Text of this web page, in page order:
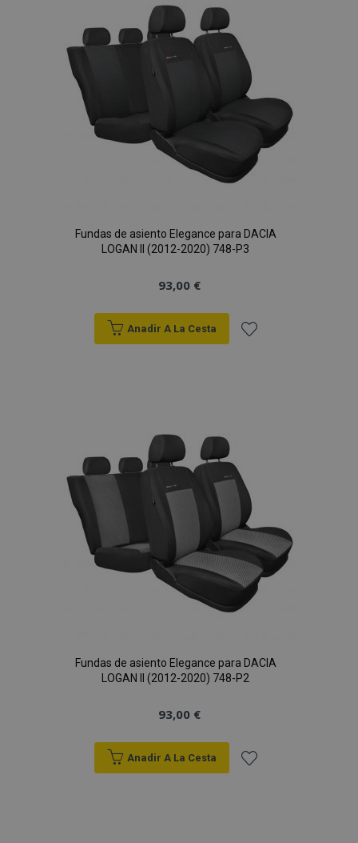
Deseos
Fundas de asiento Elegance para DACIA
LOGAN II (2012-2020) 748-P3
93,00 €
Anadir A La Cesta
Deseos
Fundas de asiento Elegance para DACIA
LOGAN II (2012-2020) 748-P2
93,00 €
Anadir A La Cesta